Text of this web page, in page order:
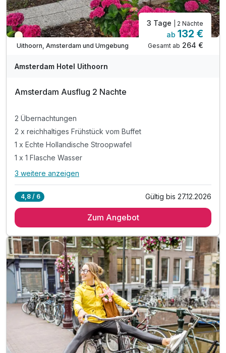
Teilweise ausgelastet
Uithoorn, Amsterdam und Umgebung
3 Tage | 2 Nächte
ab 132 €
Gesamt ab 264 €
Amsterdam Hotel Uithoorn
Amsterdam Ausflug 2 Nachte
2 Übernachtungen
2 x reichhaltiges Frühstück vom Buffet
1 x Echte Hollandische Stroopwafel
1 x 1 Flasche Wasser
Alle Inklusivleistungen
2 x reichhaltiges Frühstück vom Buffet
1 x 1 Flasche Wasser
inkl. Stadtplan Amsterdam
inkl. W-LAN Nutzung / Internetnutzung
inkl. Parkplatz
3 weitere anzeigen
4,8 / 6 Gültig bis 27.12.2026
Zum Angebot